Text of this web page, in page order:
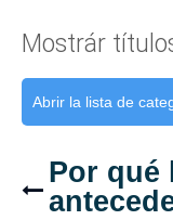
Mostrár
Abrir la lista de
Por qué